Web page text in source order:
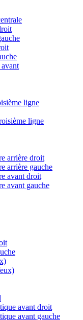
ligne
ligne
arrière droit
arrière gauche
avant droit
avant gauche
avant droit
avant gauche